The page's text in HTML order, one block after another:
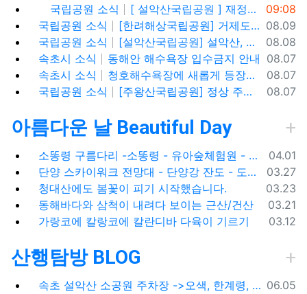
등록일
09:08
국립공원 소식
[ 설악산국립공원 ] 재정비 후 확 달라진 모습으로 돌아온 설악산 터줏대감,설악동야영장 (8월)
등록일
08.09
국립공원 소식
[한려해상국립공원] 거제도 신선대, 바람의 언덕(사유지), 우제봉 전망대, 거제도 여행코스
등록일
08.08
국립공원 소식
[설악산국립공원] 설악산, 싱그러운 대청봉과 내설악의 비경을 찾아서
등록일
08.07
속초시 소식
동해안 해수욕장 입수금지 안내
등록일
08.07
속초시 소식
청호해수욕장에 새롭게 등장한 아름다운 조형물! ✨
등록일
08.07
국립공원 소식 [주왕산국립공원] 정상 주봉 코스와 용추협곡 트래킹
아름다운 날 Beautiful Day
등록일
04.01
소똥령 구름다리 -소똥령 - 유아숲체험원 - 장신유원지 / 캠핑장
등록일
03.27
단양 스카이워크 전망대 - 단양강 잔도 - 도담삼봉 / 석문 - 영월 청령포 입장료 주차료
등록일
03.23
청대산에도 봄꽃이 피기 시작했습니다.
등록일
03.21
동해바다와 삼척이 내려다 보이는 근산/건산
등록일
03.12
가랑코에 칼랑코에 칼란디바 다육이 기르기
산행탐방 BLOG
등록일
06.05
속초 설악산 소공원 주차장 ->오색, 한계령, 남교리, 백담사 용대리 택시 예약 방법